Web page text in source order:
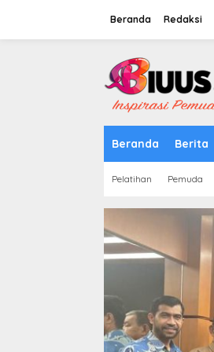
Beranda Redaksi
Beranda Berita
Pelatihan Pemuda